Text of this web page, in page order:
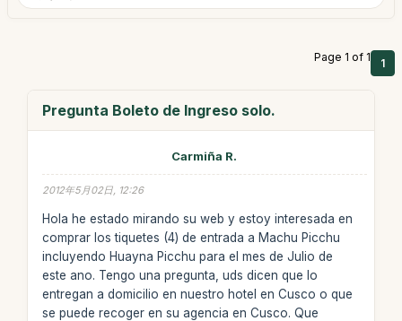
Page 1 of 1 1
Pregunta Boleto de Ingreso solo.
Carmiña R.
2012年5月02日, 12:26
Hola he estado mirando su web y estoy interesada en
comprar los tiquetes (4) de entrada a Machu Picchu
incluyendo Huayna Picchu para el mes de Julio de
este ano. Tengo una pregunta, uds dicen que lo
entregan a domicilio en nuestro hotel en Cusco o que
se puede recoger en su agencia en Cusco. Que